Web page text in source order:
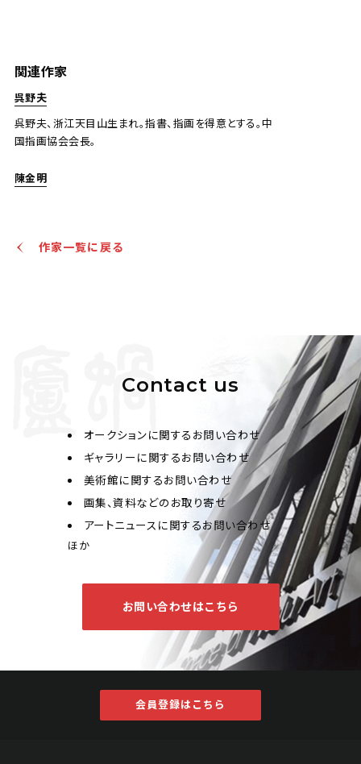
関連作家
呉野夫
呉野夫、浙江天目山生まれ。指書、指画を得意とする。中
国指画協会会長。
陳金明
主催
予想価格
作家一覧に戻る
Contact us
オークションに関するお問い合わせ
ギャラリーに関するお問い合わせ
美術館に関するお問い合わせ
画集、資料などのお取り寄せ
アートニュースに関するお問い合わせ
ほか
お問い合わせはこちら
会員登録はこちら